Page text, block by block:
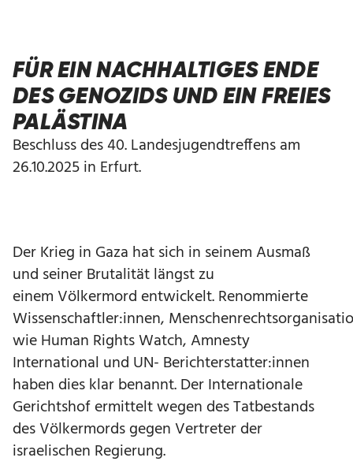
FÜR EIN NACHHALTIGES ENDE
DES GENOZIDS UND EIN FREIES
PALÄSTINA
Beschluss des 40. Landesjugendtreffens am
26.10.2025 in Erfurt.
Der Krieg in Gaza hat sich in seinem Ausmaß
und seiner Brutalität längst zu
einem Völkermord entwickelt. Renommierte
Wissenschaftler:innen,
wie Human Rights Watch, Amnesty
International und UN- Berichterstatter:innen
haben dies klar benannt. Der Internationale
Gerichtshof ermittelt wegen des Tatbestands
des Völkermords gegen Vertreter der
israelischen Regierung.